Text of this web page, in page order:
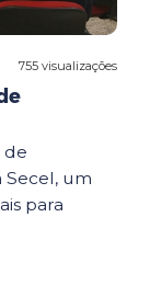
755 visualizações
de
Secel, um
para